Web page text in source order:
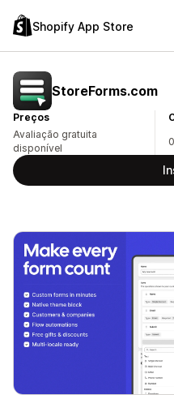
Shopify App Store
StoreForms.com
Preços
Avaliação gratuita
disponível